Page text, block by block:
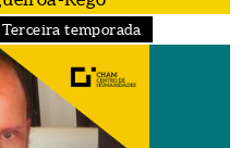
Terceira temporada